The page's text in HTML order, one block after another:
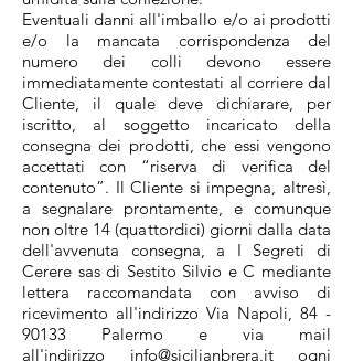
Eventuali danni all'imballo e/o ai prodotti
e/o la mancata corrispondenza del
numero dei colli devono essere
immediatamente contestati al corriere dal
Cliente, il quale deve dichiarare, per
iscritto, al soggetto incaricato della
consegna dei prodotti, che essi vengono
accettati con “riserva di verifica del
contenuto”. Il Cliente si impegna, altresì,
a segnalare prontamente, e comunque
non oltre 14 (quattordici) giorni dalla data
dell'avvenuta consegna, a I Segreti di
Cerere sas di Sestito Silvio e C mediante
lettera raccomandata con avviso di
ricevimento all'indirizzo Via Napoli, 84 -
90133 Palermo e via mail
all'indirizzo info@sicilianbrera.itogni